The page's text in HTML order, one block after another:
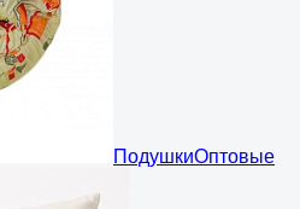
ПодушкиОптовые